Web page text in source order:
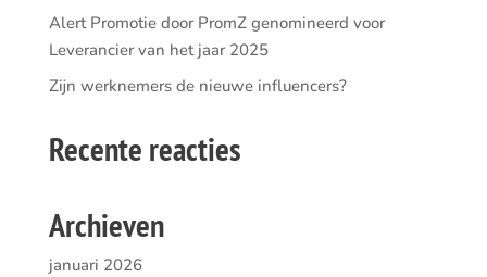
Alert Promotie door PromZ genomineerd voor
Leverancier van het jaar 2025
Zijn werknemers de nieuwe influencers?
Recente reacties
Archieven
januari 2026